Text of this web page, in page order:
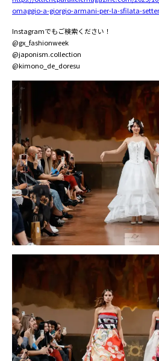
omaggio-a-giorgio-armani-per-la-sfilata-
Instagramでもご検索ください！
@gx_fashionweek
@japonism.collection
@kimono_de_doresu